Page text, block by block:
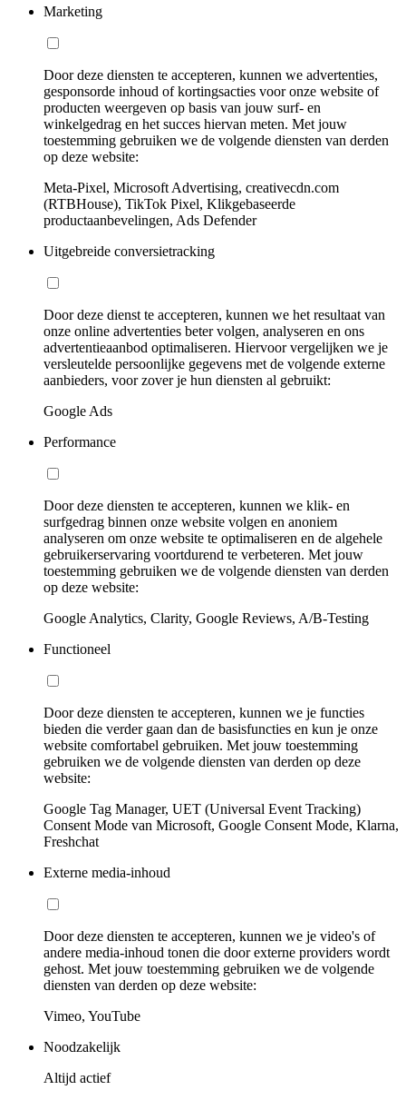
Marketing
Door deze diensten te accepteren, kunnen we advertenties,
gesponsorde inhoud of kortingsacties voor onze website of
producten weergeven op basis van jouw surf- en
winkelgedrag en het succes hiervan meten. Met jouw
toestemming gebruiken we de volgende diensten van derden
op deze website:
Meta-Pixel, Microsoft Advertising, creativecdn.com
(RTBHouse), TikTok Pixel, Klikgebaseerde
productaanbevelingen, Ads Defender
Uitgebreide conversietracking
Door deze dienst te accepteren, kunnen we het resultaat van
onze online advertenties beter volgen, analyseren en ons
advertentieaanbod optimaliseren. Hiervoor vergelijken we je
versleutelde persoonlijke gegevens met de volgende externe
aanbieders, voor zover je hun diensten al gebruikt:
Google Ads
Performance
Door deze diensten te accepteren, kunnen we klik- en
surfgedrag binnen onze website volgen en anoniem
analyseren om onze website te optimaliseren en de algehele
gebruikerservaring voortdurend te verbeteren. Met jouw
toestemming gebruiken we de volgende diensten van derden
op deze website:
Google Analytics, Clarity, Google Reviews, A/B-Testing
Functioneel
Door deze diensten te accepteren, kunnen we je functies
bieden die verder gaan dan de basisfuncties en kun je onze
website comfortabel gebruiken. Met jouw toestemming
gebruiken we de volgende diensten van derden op deze
website:
Google Tag Manager, UET (Universal Event Tracking)
Consent Mode van Microsoft, Google Consent Mode, Klarna,
Freshchat
Externe media-inhoud
Door deze diensten te accepteren, kunnen we je video's of
andere media-inhoud tonen die door externe providers wordt
gehost. Met jouw toestemming gebruiken we de volgende
diensten van derden op deze website:
Vimeo, YouTube
Noodzakelijk
Altijd actief